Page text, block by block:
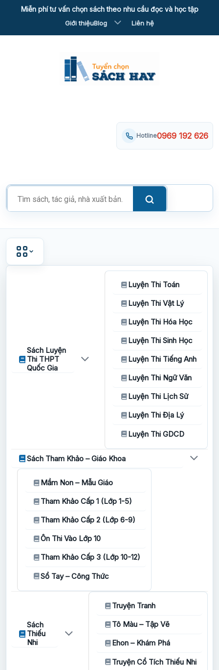
Miễn phí tư vấn chọn sách theo nhu cầu đọc và học tập
Giới thiệuBlog Liên hệ
Tìm
kiếm
phẩm
Hotline0969 192 626
Sách Luyện
Thi THPT
Quốc Gia
Luyện Thi Toán
Luyện Thi Vật Lý
Luyện Thi Hóa Học
Luyện Thi Sinh Học
Luyện Thi Tiếng Anh
Luyện Thi Ngữ Văn
Luyện Thi Lịch Sử
Luyện Thi Địa Lý
Luyện Thi GDCD
Sách Tham Khảo – Giáo Khoa
Mầm Non – Mẫu Giáo
Tham Khảo Cấp 1 (Lớp 1-5)
Tham Khảo Cấp 2 (Lớp 6-9)
Ôn Thi Vào Lớp 10
Tham Khảo Cấp 3 (Lớp 10-12)
Sổ Tay – Công Thức
Sách
Thiếu
Nhi
Truyện Tranh
Tô Màu – Tập Vẽ
Ehon – Khám Phá
Truyện Cổ Tích Thiếu Nhi